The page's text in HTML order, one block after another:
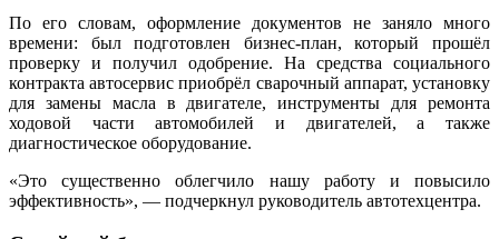
По его словам, оформление документов не заняло много
времени: был подготовлен бизнес-план, который прошёл
проверку и получил одобрение. На средства социального
контракта автосервис приобрёл сварочный аппарат, установку
для замены масла в двигателе, инструменты для ремонта
ходовой части автомобилей и двигателей, а также
диагностическое оборудование.
«Это существенно облегчило нашу работу и повысило
эффективность», — подчеркнул руководитель автотехцентра.